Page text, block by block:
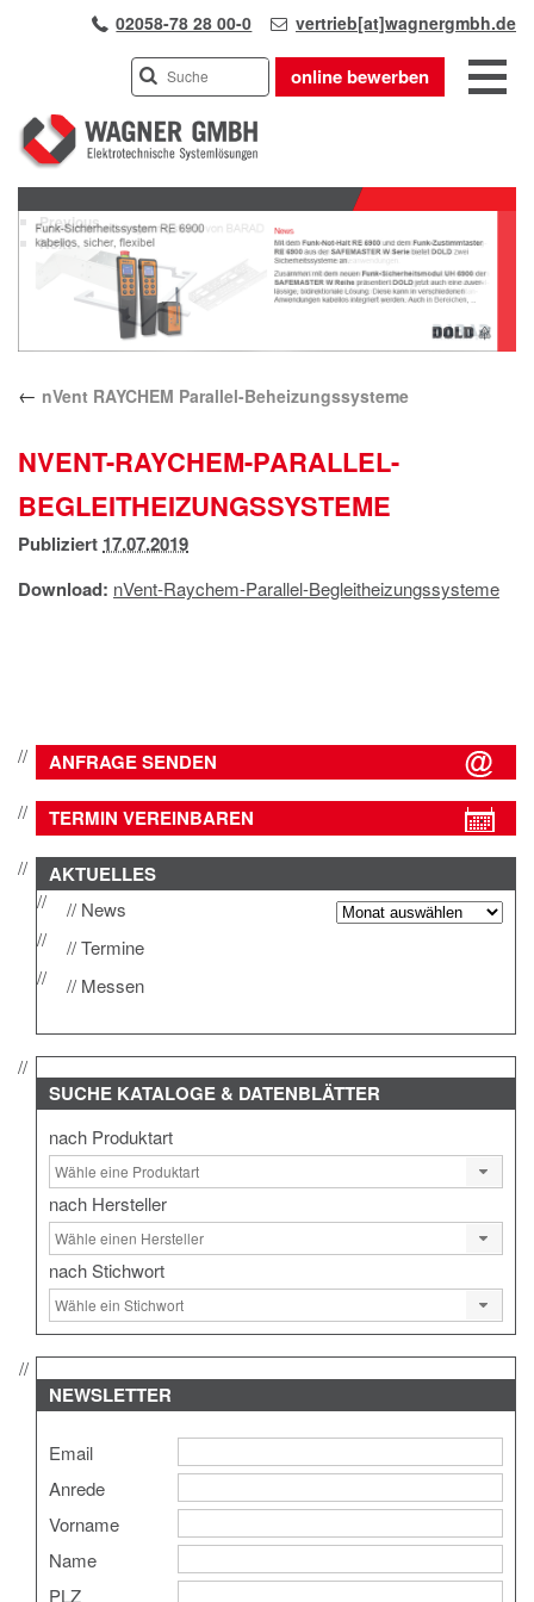
02058-78 28 00-0 vertrieb[at]wagnergmbh.de
online bewerben
INDUSTRIEVERTRETUNG
UNSER TEAM
WIR ÜBER UNS
KARRIERE
PRODUKTE
APPLIKATIONEN
KONTAKT
ANFAHRT
IMPRESSUM
DATENSCHUTZ
Previous
Next
← nVent RAYCHEM Parallel-Beheizungssysteme
NVENT-RAYCHEM-PARALLEL-
BEGLEITHEIZUNGSSYSTEME
Publiziert 17.07.2019
Download: nVent-Raychem-Parallel-Begleitheizungssysteme
ANFRAGE SENDEN
TERMIN VEREINBAREN
AKTUELLES
News
Termine
Messen
SUCHE KATALOGE & DATENBLÄTTER
nach Produktart
nach Hersteller
nach Stichwort
NEWSLETTER
Email
Anrede
Vorname
Name
PLZ